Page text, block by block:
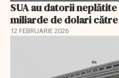
SUA au datorii
miliarde de dolari către
12 FEBRUARIE 2026